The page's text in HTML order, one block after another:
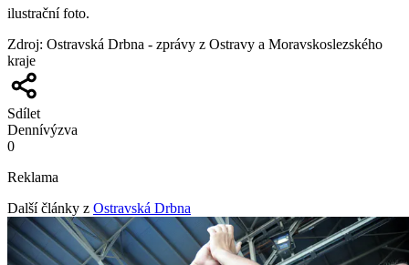
ilustrační foto.
Zdroj: Ostravská Drbna - zprávy z Ostravy a Moravskoslezského
kraje
Sdílet
Dennívýzva
0
Reklama
Další články z Ostravská Drbna